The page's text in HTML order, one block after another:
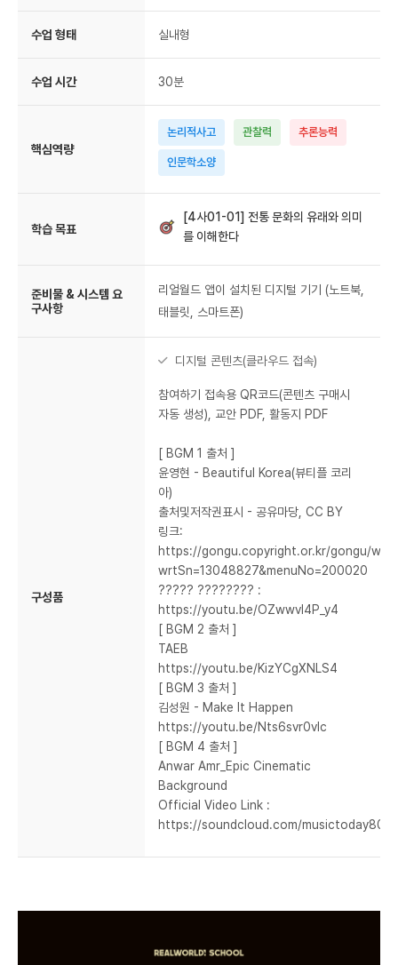
수업 형태 실내형
수업 시간 30분
핵심역량
논리적사고 관찰력 추론능력
인문학소양
학습 목표
[4사01-01] 전통 문화의 유래와 의미
를 이해한다
준비물 & 시스템 요
구사항
리얼월드 앱이 설치된 디지털 기기 (노트북,
태블릿, 스마트폰)
구성품
디지털 콘텐츠(클라우드 접속)
참여하기 접속용 QR코드(콘텐츠 구매시
자동 생성), 교안 PDF, 활동지 PDF
[ BGM 1 출처 ]
윤영현 - Beautiful Korea(뷰티플 코리
아)
출처및저작권표시 - 공유마당, CC BY
링크:
https://gongu.copyright.or.kr/gongu/
wrtSn=13048827&menuNo=200020
????? ???????? :
https://youtu.be/OZwwvl4P_y4
[ BGM 2 출처 ]
TAEB
https://youtu.be/KizYCgXNLS4
[ BGM 3 출처 ]
김성원 - Make It Happen
https://youtu.be/Nts6svr0vlc
[ BGM 4 출처 ]
Anwar Amr_Epic Cinematic
Background
Official Video Link :
https://soundcloud.com/musictoday80